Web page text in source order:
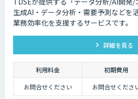
生成AI・データ分析・需要予測などを
業務効率化を支援するサービスです。
詳細を見る
利用料金 初期費用
お問合せください
お問合せくださ